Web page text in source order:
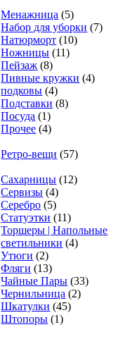
Менажница (5)
Набор для уборки (7)
Натюрморт (10)
Ножницы (11)
Пейзаж (8)
Пивные кружки (4)
подковы (4)
Подставки (8)
Посуда (1)
Прочее (4)
Ретро-вещи (57)
Сахарницы (12)
Сервизы (4)
Серебро (5)
Статуэтки (11)
Торшеры | Напольные
светильники (4)
Утюги (2)
Фляги (13)
Чайные Пары (33)
Чернильница (2)
Шкатулки (45)
Штопоры (1)